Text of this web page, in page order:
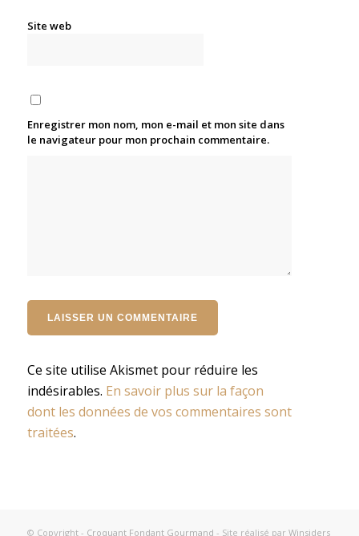
Site web
Enregistrer mon nom, mon e-mail et mon site dans
le navigateur pour mon prochain commentaire.
Ce site utilise Akismet pour réduire les
indésirables. En savoir plus sur la façon
dont les données de vos commentaires sont
traitées.
© Copyright - Croquant Fondant Gourmand - Site réalisé par Winsiders